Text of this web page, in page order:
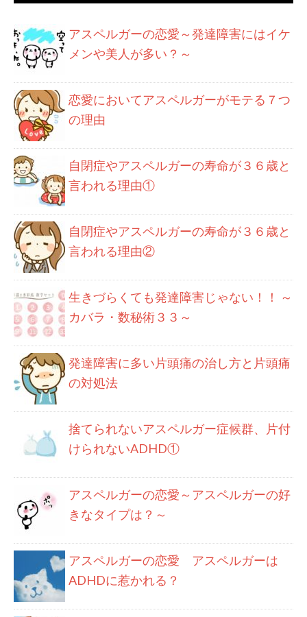
アスペルガーの恋愛～発達障害にはイケ
メンや美人が多い？～
恋愛においてアスペルガーがモテる７つ
の理由
自閉症やアスペルガーの寿命が３６歳と
言われる理由①
自閉症やアスペルガーの寿命が３６歳と
言われる理由②
生きづらくても発達障害じゃない！！ ～
カバラ・数秘術３３～
発達障害に多い片頭痛の治し方と片頭痛
の対処法
捨てられないアスペルガー症候群、片付
けられないADHD①
アスペルガーの恋愛～アスペルガーの好
きなタイプは？～
アスペルガーの恋愛 アスペルガーは
ADHDに惹かれる？